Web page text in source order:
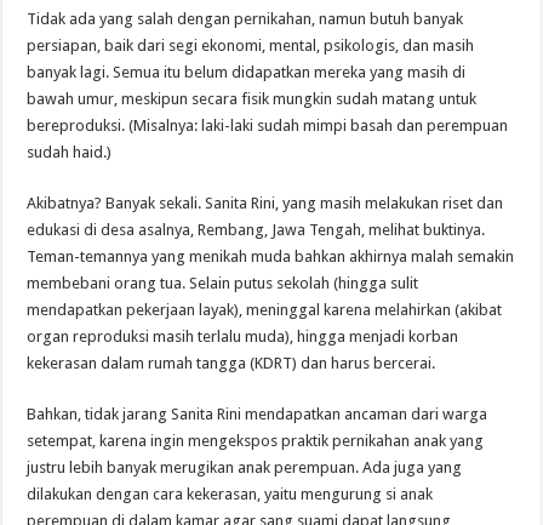
Tidak ada yang salah dengan pernikahan, namun butuh banyak
persiapan, baik dari segi ekonomi, mental, psikologis, dan masih
banyak lagi. Semua itu belum didapatkan mereka yang masih di
bawah umur, meskipun secara fisik mungkin sudah matang untuk
bereproduksi. (Misalnya: laki-laki sudah mimpi basah dan perempuan
sudah haid.)
Akibatnya? Banyak sekali. Sanita Rini, yang masih melakukan riset dan
edukasi di desa asalnya, Rembang, Jawa Tengah, melihat buktinya.
Teman-temannya yang menikah muda bahkan akhirnya malah semakin
membebani orang tua. Selain putus sekolah (hingga sulit
mendapatkan pekerjaan layak), meninggal karena melahirkan (akibat
organ reproduksi masih terlalu muda), hingga menjadi korban
kekerasan dalam rumah tangga (KDRT) dan harus bercerai.
Bahkan, tidak jarang Sanita Rini mendapatkan ancaman dari warga
setempat, karena ingin mengekspos praktik pernikahan anak yang
justru lebih banyak merugikan anak perempuan. Ada juga yang
dilakukan dengan cara kekerasan, yaitu mengurung si anak
perempuan di dalam kamar agar sang suami dapat langsung